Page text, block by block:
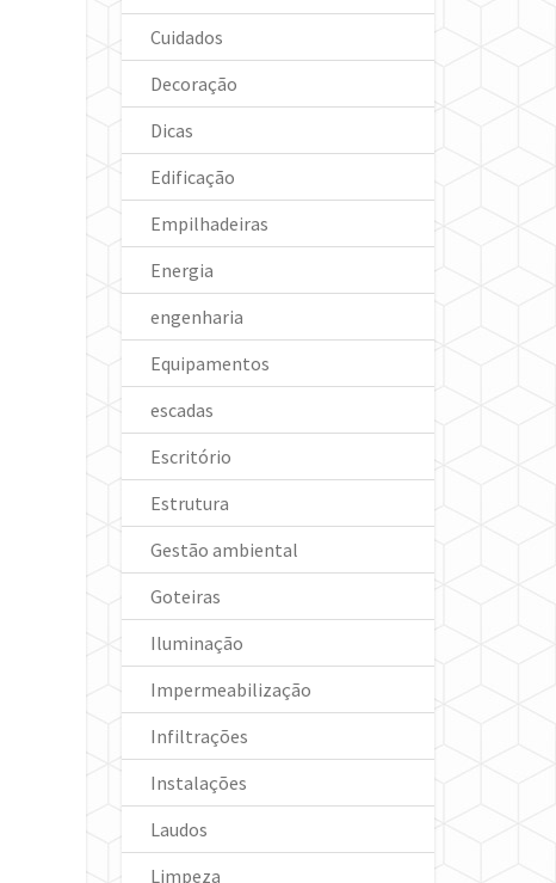
Cuidados
Decoração
Dicas
Edificação
Empilhadeiras
Energia
engenharia
Equipamentos
escadas
Escritório
Estrutura
Gestão ambiental
Goteiras
Iluminação
Impermeabilização
Infiltrações
Instalações
Laudos
Limpeza